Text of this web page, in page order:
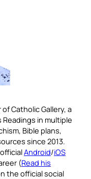
Catholic Gallery, a
in multiple
Bible plans,
since 2013.
Android/iOS
(Read his
the official social